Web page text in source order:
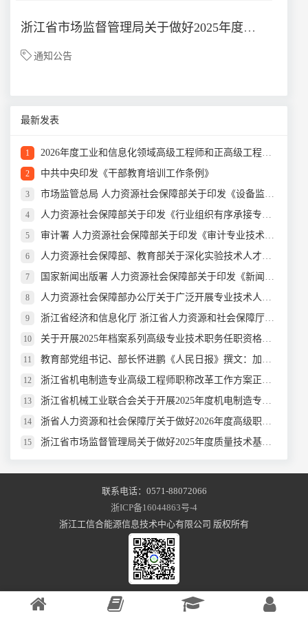
浙江省市场监督管理局关于做好2025年度质量技术基础专业正高级工程师、高级工程师职务任职资格评审工作的通知
通知公告
最新发表
1 2026年度工业和信息化领域高级工程师和正高级工程师职务任职资格评审工作开始
2 中共中央印发《干部教育培训工作条例》
3 市场监管总局 人力资源社会保障部关于印发《设备监理师职业资格制度规定》《设备监理师职业资格考试实施办法》的通知
4 人力资源社会保障部关于印发《行业组织有序承接专业技术人员水平评价类职业资格具体认定工作实施办法（试行）》的通知
5 审计署 人力资源社会保障部关于印发《审计专业技术资格规定》和《审计专业技术资格考试实施办法》的通知
6 人力资源社会保障部、教育部关于深化实验技术人才职称制度改革的指导意见
7 国家新闻出版署 人力资源社会保障部关于印发《新闻记者职业资格考试办法》和 《新闻记者职业资格考试实施细则》的通知
8 人力资源社会保障部办公厅关于广泛开展专业技术人才人工智能通识继续教育的通知
9 浙江省经济和信息化厅 浙江省人力资源和社会保障厅关于开展2025年度工业和信息化领域高级工程师和正高级工程师职务任职资格评审工作的通知
10 关于开展2025年档案系列高级专业技术职务任职资格评审的通知
11 教育部党组书记、部长怀进鹏《人民日报》撰文：加快建设教育强国
12 浙江省机电制造专业高级工程师职称改革工作方案正式颁布
13 浙江省机械工业联合会关于开展2025年度机电制造专业高级工程师职务任职资格评审工作的通知
14 浙省人力资源和社会保障厅关于做好2026年度高级职称评审工作的通知
15 浙江省市场监督管理局关于做好2025年度质量技术基础专业正高级工程师、高级工程师职务任职资格评审工作的通知
联系电话：0571-88072066
浙ICP备16044863号-4
浙江工信合能源信息技术中心有限公司 版权所有